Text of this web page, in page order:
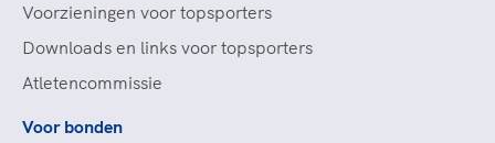
Voorzieningen voor topsporters
Downloads en links voor topsporters
Atletencommissie
Voor bonden